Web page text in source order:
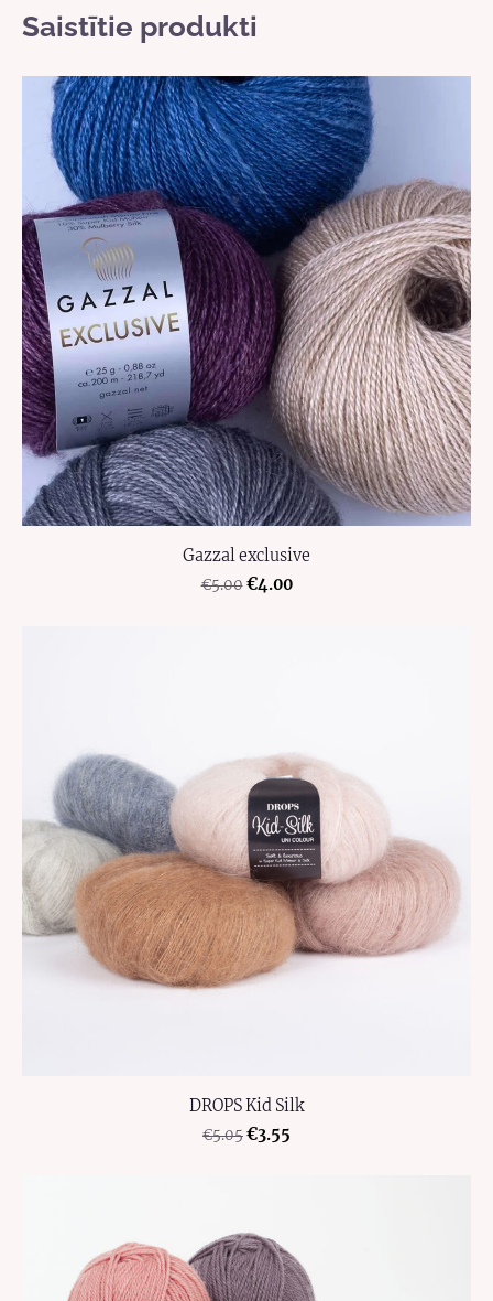
Saistītie produkti
Gazzal exclusive
€5.00 €4.00
DROPS Kid Silk
€5.05€3.55